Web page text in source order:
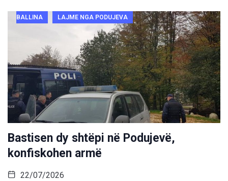
BALLINA LAJME NGA PODUJEVA
Bastisen dy shtëpi në Podujevë,
konfiskohen armë
22/07/2026